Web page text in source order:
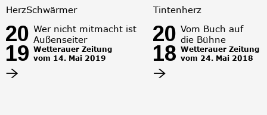
20
19
Wer nicht mitmacht ist
Außenseiter
Wetterauer Zeitung
vom 14. Mai 2019
HerzSchwärmer
20
18
Vom Buch auf
die Bühne
Wetterauer Zeitung
vom 24. Mai 2018
Tintenherz